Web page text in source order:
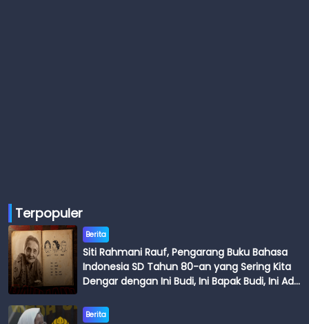
Terpopuler
Berita
Siti Rahmani Rauf, Pengarang Buku Bahasa
Indonesia SD Tahun 80-an yang Sering Kita
Dengar dengan Ini Budi, Ini Bapak Budi, Ini Adik
Berita